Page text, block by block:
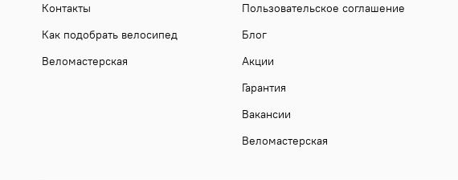
Контакты
Как подобрать велосипед
Веломастерская
Пользовательское соглашение
Блог
Акции
Гарантия
Вакансии
Веломастерская